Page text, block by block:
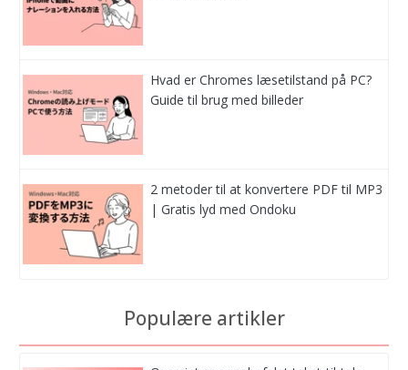
Hvad er Chromes læsetilstand på PC?
Guide til brug med billeder
2 metoder til at konvertere PDF til MP3
| Gratis lyd med Ondoku
Populære artikler